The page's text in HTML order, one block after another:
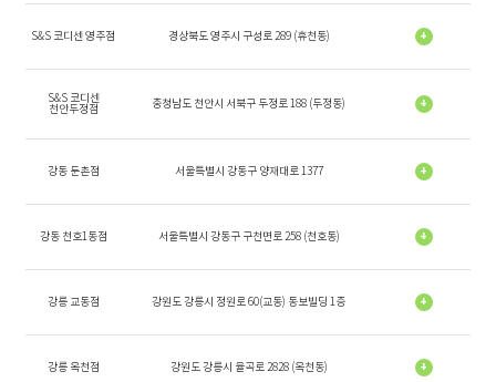
S&S 코디센 영주점 경상북도 영주시 구성로 289 (휴천동) +
S&S 코디센
천안두정점 충청남도 천안시 서북구 두정로 188 (두정동) +
강동 둔촌점 서울특별시 강동구 양재대로 1377 +
강동 천호1동점 서울특별시 강동구 구천면로 258 (천호동) +
강릉 교동점 강원도 강릉시 정원로 60(교동) 동보빌딩 1층 +
강릉 옥천점 강원도 강릉시 율곡로 2828 (옥천동) +